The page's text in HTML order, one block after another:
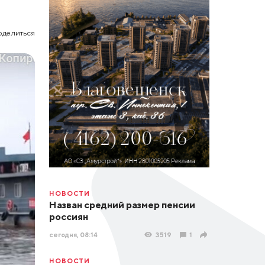
НОВОСТИ
Назван средний размер пенсии
россиян
сегодня, 08:14 3519 1
НОВОСТИ